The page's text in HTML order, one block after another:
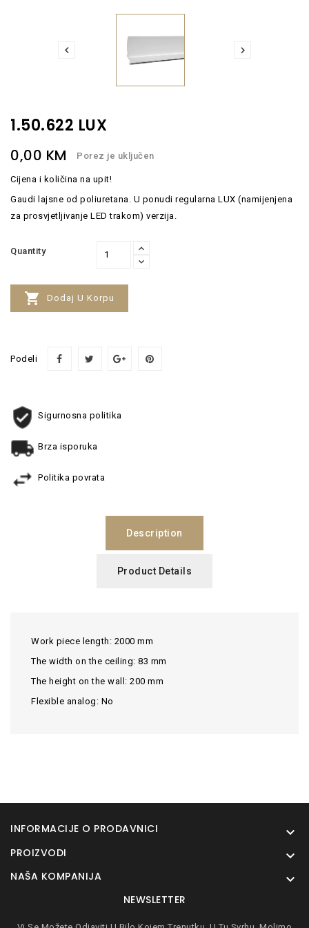
 
1.50.622 LUX
0,00 KM Porez je uključen
Cijena i količina na upit!
Gaudi lajsne od poliuretana. U ponudi regularna LUX (namijenjena
za prosvjetljivanje LED trakom) verzija.
Quantity
 Dodaj U Korpu
Podeli
Sigurnosna politika
Brza isporuka
Politika povrata
Description
Product Details
Work piece length: 2000 mm
The width on the ceiling: 83 mm
The height on the wall: 200 mm
Flexible analog: No
INFORMACIJE O PRODAVNICI 
PROIZVODI 
NAŠA KOMPANIJA 
NEWSLETTER